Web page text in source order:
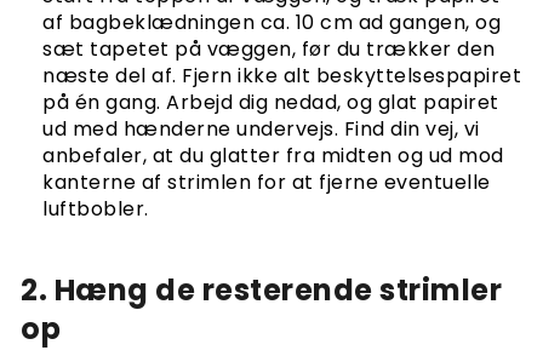
af bagbeklædningen ca. 10 cm ad gangen, og
sæt tapetet på væggen, før du trækker den
næste del af. Fjern ikke alt beskyttelsespapiret
på én gang. Arbejd dig nedad, og glat papiret
ud med hænderne undervejs. Find din vej, vi
anbefaler, at du glatter fra midten og ud mod
kanterne af strimlen for at fjerne eventuelle
luftbobler.
2. Hæng de resterende strimler
op